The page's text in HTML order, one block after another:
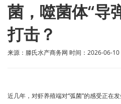
菌，噬菌体“导
打击？
来源：滕氏水产商务网 时间：2026-06-10
近几年，对虾养殖端对“弧菌”的感受正在发